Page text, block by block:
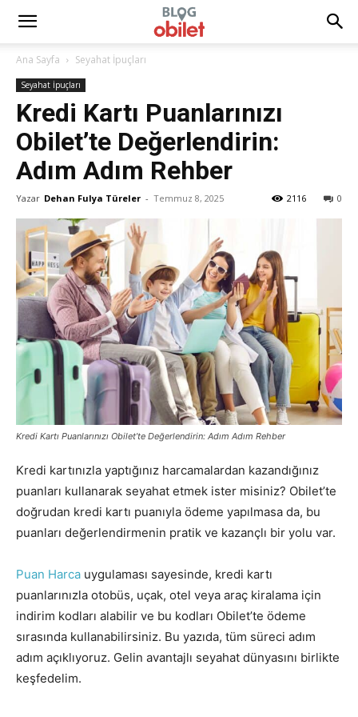
Ana Sayfa Seyahat İpuçları
Seyahat İpuçları
Kredi Kartı Puanlarınızı
Obilet’te Değerlendirin:
Adım Adım Rehber
Yazar Dehan Fulya Türeler - Temmuz 8, 2025 0
2116
Kredi Kartı Puanlarınızı Obilet’te Değerlendirin: Adım Adım Rehber
Kredi kartınızla yaptığınız harcamalardan kazandığınız
puanları kullanarak seyahat etmek ister misiniz? Obilet’te
doğrudan kredi kartı puanıyla ödeme yapılmasa da, bu
puanları değerlendirmenin pratik ve kazançlı bir yolu var.
Puan Harca uygulaması sayesinde, kredi kartı
puanlarınızla otobüs, uçak, otel veya araç kiralama için
indirim kodları alabilir ve bu kodları Obilet’te ödeme
sırasında kullanabilirsiniz. Bu yazıda, tüm süreci adım
adım açıklıyoruz. Gelin avantajlı seyahat dünyasını birlikte
keşfedelim.